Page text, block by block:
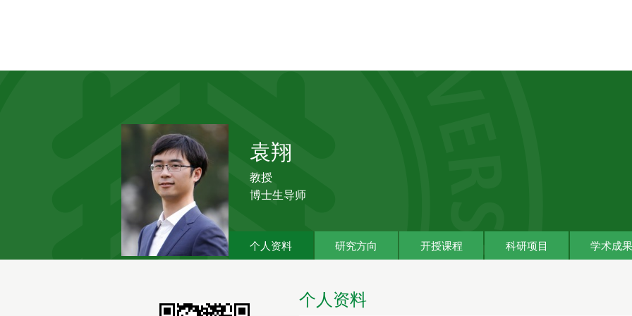
袁翔
教授
博士生导师
个人资料 研究方向 开授课程 科研项目 学术成果
个人资料